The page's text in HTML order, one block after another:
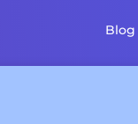
Blog